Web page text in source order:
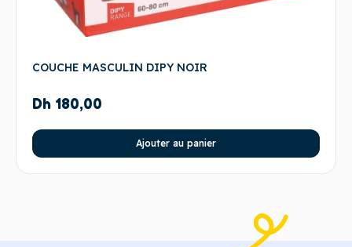
COUCHE MASCULIN DIPY NOIR
Dh 180,00
Ajouter au panier